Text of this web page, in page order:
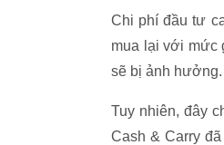
Chi phí đầu tư
mua lại với mức
sẽ bị ảnh hưởng.
Tuy nhiên, đây
Cash & Carry